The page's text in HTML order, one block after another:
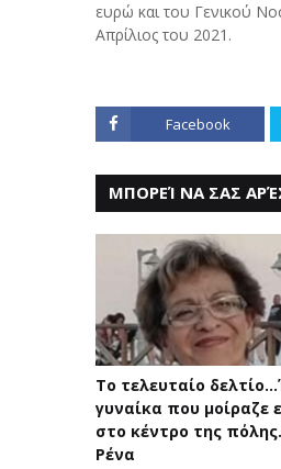
ευρώ και του Γενικού
Απρίλιος του 2021.
Facebook
ΜΠΟΡΕΊ ΝΑ ΣΑΣ
Το τελευταίο
γυναίκα που μοίραζε
στο κέντρο της
Ρένα